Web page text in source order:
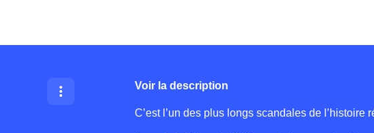
Voir la description
C’est l’un des plus longs scandales de l’histoire